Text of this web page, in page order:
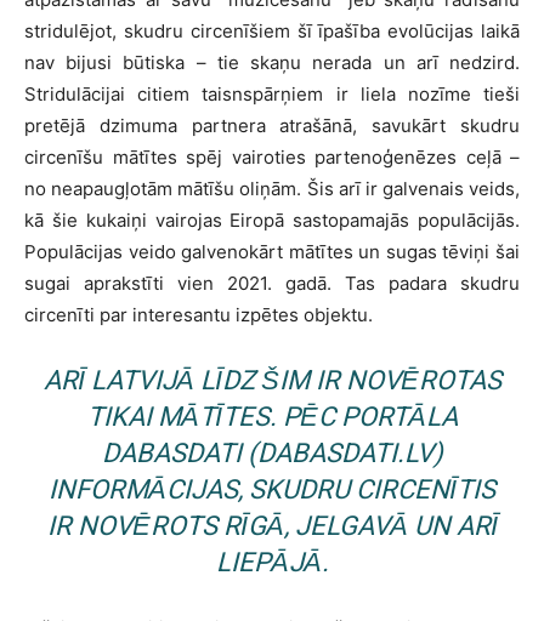
stridulējot, skudru circenīšiem šī īpašība evolūcijas laikā
nav bijusi būtiska – tie skaņu nerada un arī nedzird.
Stridulācijai citiem taisnspārņiem ir liela nozīme tieši
pretējā dzimuma partnera atrašānā, savukārt skudru
circenīšu mātītes spēj vairoties partenoģenēzes ceļā –
no neapaugļotām mātīšu oliņām. Šis arī ir galvenais veids,
kā šie kukaiņi vairojas Eiropā sastopamajās populācijās.
Populācijas veido galvenokārt mātītes un sugas tēviņi šai
sugai aprakstīti vien 2021. gadā. Tas padara skudru
circenīti par interesantu izpētes objektu.
ARĪ LATVIJĀ LĪDZ ŠIM IR NOVĒROTAS
TIKAI MĀTĪTES. PĒC PORTĀLA
DABASDATI (DABASDATI.LV)
INFORMĀCIJAS, SKUDRU CIRCENĪTIS
IR NOVĒROTS RĪGĀ, JELGAVĀ UN ARĪ
LIEPĀJĀ.